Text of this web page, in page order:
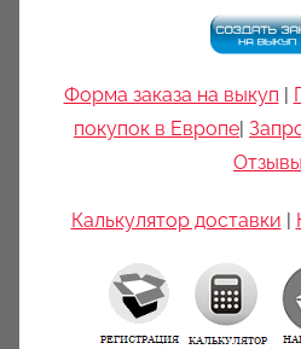
Форма заказа на выкуп |
покупок в Европе|
Отзывы
Калькулятор доставки |